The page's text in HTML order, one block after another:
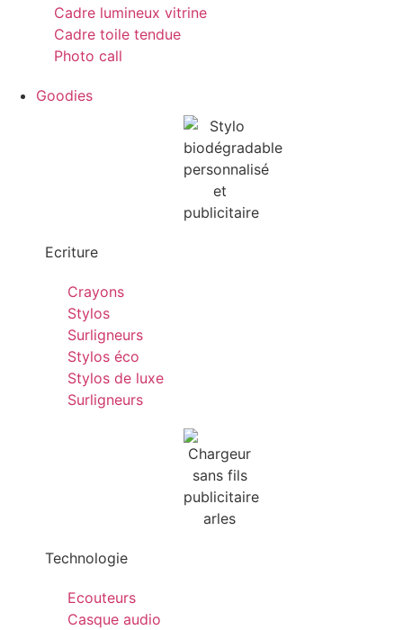
Cadre lumineux vitrine
Cadre toile tendue
Photo call
Goodies
Ecriture
Crayons
Stylos
Surligneurs
Stylos éco
Stylos de luxe
Surligneurs
Technologie
Ecouteurs
Casque audio